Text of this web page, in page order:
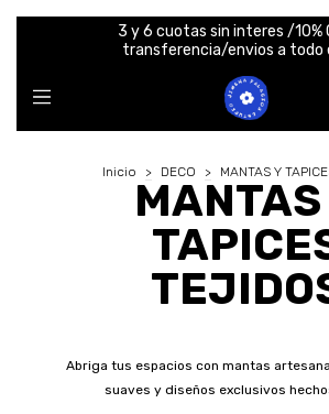
3 y 6 cuotas sin interes /10%
transferencia/envios a todo
Inicio > DECO > MANTAS Y
MANTAS
Abriga tus espacios con mantas
suaves y diseños exclusivos